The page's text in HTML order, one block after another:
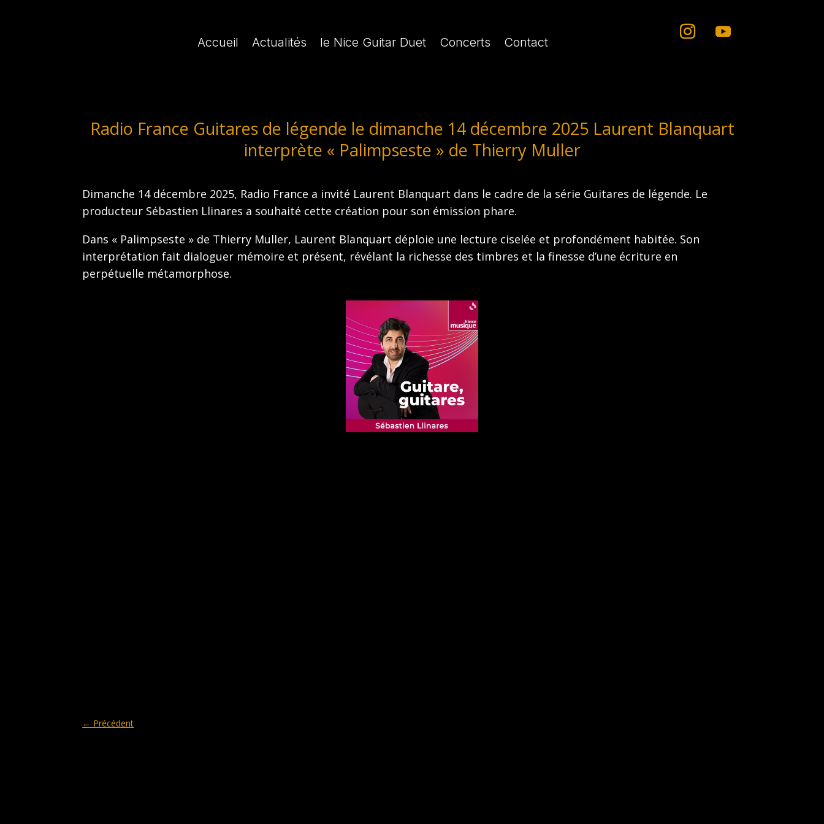
Accueil Actualités le Nice Guitar Duet Concerts Contact
Radio France Guitares de légende le dimanche 14 décembre 2025 Laurent Blanquart
interprète « Palimpseste » de Thierry Muller
Dimanche 14 décembre 2025, Radio France a invité Laurent Blanquart dans le cadre de la série Guitares de légende. Le
producteur Sébastien Llinares a souhaité cette création pour son émission phare.
Dans « Palimpseste » de Thierry Muller, Laurent Blanquart déploie une lecture ciselée et profondément habitée. Son
interprétation fait dialoguer mémoire et présent, révélant la richesse des timbres et la finesse d’une écriture en
perpétuelle métamorphose.
← Précédent